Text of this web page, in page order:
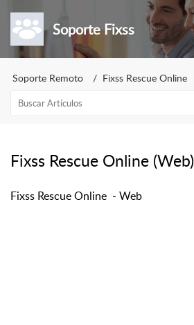
Soporte Fixss
Soporte Remoto Fixss Rescue Online
Fixss Rescue Online (Web)
Fixss Rescue Online - Web